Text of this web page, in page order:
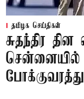
தமிழக செய்திகள்
சுதந்திர
சென்னையில்